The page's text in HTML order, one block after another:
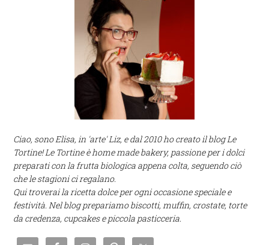
Ciao, sono Elisa, in 'arte' Liz, e dal 2010 ho creato il blog Le
Tortine! Le Tortine è home made bakery, passione per i dolci
preparati con la frutta biologica appena colta, seguendo ciò
che le stagioni ci regalano.
Qui troverai la ricetta dolce per ogni occasione speciale e
festività. Nel blog prepariamo biscotti, muffin, crostate, torte
da credenza, cupcakes e piccola pasticceria.